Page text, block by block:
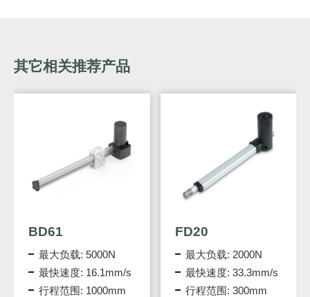
其它相关推荐产品
最大负载: 2000N
最快速度: 33.3mm/s
行程范围: 300mm
最大负载: 4000N
最快速度: 30mm/s
行程范围: 400mm